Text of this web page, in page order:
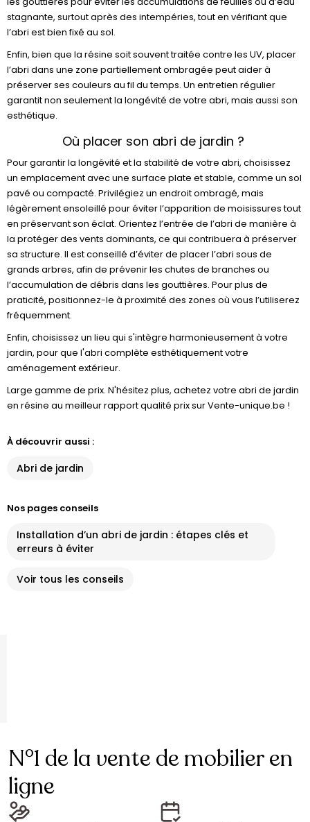
stagnante, surtout après des intempéries, tout en vérifiant que
l’abri est bien fixé au sol.
Enfin, bien que la résine soit souvent traitée contre les UV, placer
l’abri dans une zone partiellement ombragée peut aider à
préserver ses couleurs au fil du temps. Un entretien régulier
garantit non seulement la longévité de votre abri, mais aussi son
esthétique.
Où placer son abri de jardin ?
Pour garantir la longévité et la stabilité de votre abri, choisissez
un emplacement avec une surface plate et stable, comme un sol
pavé ou compacté. Privilégiez un endroit ombragé, mais
légèrement ensoleillé pour éviter l’apparition de moisissures tout
en préservant son éclat. Orientez l’entrée de l’abri de manière à
la protéger des vents dominants, ce qui contribuera à préserver
sa structure. Il est conseillé d’éviter de placer l’abri sous de
grands arbres, afin de prévenir les chutes de branches ou
l’accumulation de débris dans les gouttières. Pour plus de
praticité, positionnez-le à proximité des zones où vous l’utiliserez
fréquemment.
Enfin, choisissez un lieu qui s'intègre harmonieusement à votre
jardin, pour que l'abri complète esthétiquement votre
aménagement extérieur.
Large gamme de prix. N'hésitez plus, achetez votre abri de jardin
en résine au meilleur rapport qualité prix sur Vente-unique.be !
À découvrir aussi :
Abri de jardin
Nos pages conseils
Installation d’un abri de jardin : étapes clés et
erreurs à éviter
Voir tous les conseils
N°1 de la vente de mobilier en
ligne